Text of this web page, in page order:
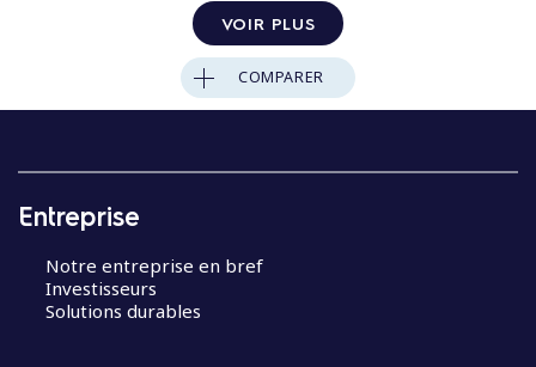
VOIR PLUS
COMPARER
Entreprise
Notre entreprise en bref
Investisseurs
Solutions durables